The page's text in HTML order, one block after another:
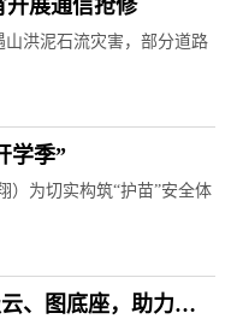
开展通信抢修
洪泥石流灾害，部分道路
学季”
）为切实构筑“护苗”安全体
、图底座，助力汽